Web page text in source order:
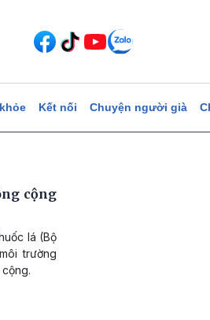
Kết nối Chuyện người già
cộng
lá (Bộ
trường